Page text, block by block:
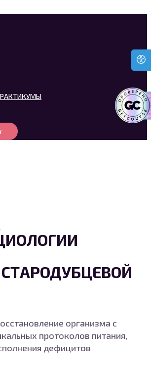
организма с
протоколов питания,
дефицитов